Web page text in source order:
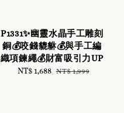
P1331✨幽靈水晶手工雕刻
銅💰咬錢貔貅💰與手工編
織項鍊繩💰財富吸引力UP
Sale
NT$ 1,688 Regular
NT$ 1,999